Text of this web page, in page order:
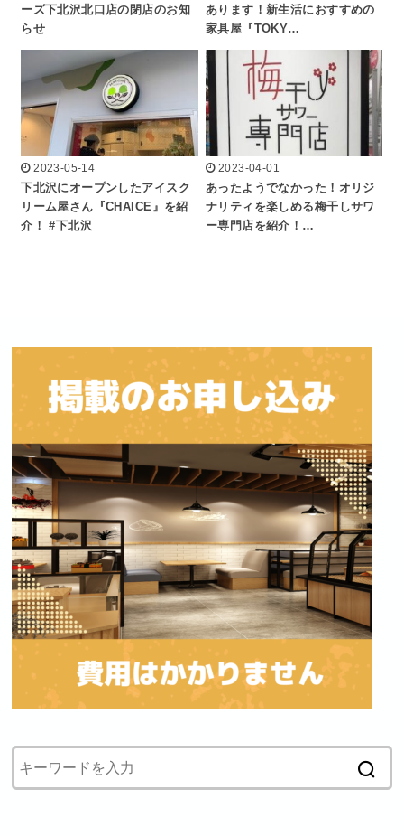
ーズ下北沢北口店の閉店のお知
らせ
あります！新生活におすすめの
家具屋『TOKY…
2023-05-14
下北沢にオープンしたアイスク
リーム屋さん『CHAICE』を紹
介！ #下北沢
2023-04-01
あったようでなかった！オリジ
ナリティを楽しめる梅干しサワ
ー専門店を紹介！…